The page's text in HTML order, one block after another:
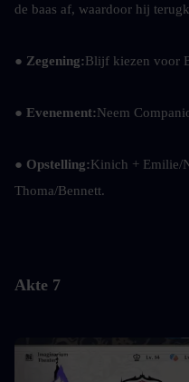
de baas af, waardoor hij
● Zegening:Blijf kiezen voor
● Evenement:Neem
● Opstelling:Kinich + Emilie/
Thoma/Bennett.
Akte 7